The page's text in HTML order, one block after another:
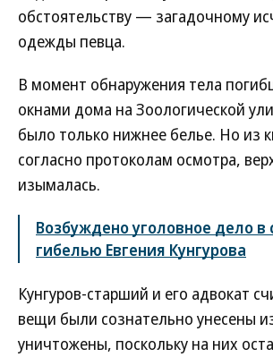
обстоятельству — загадочному
одежды певца.
В момент обнаружения тела
окнами дома на Зоологической
было только нижнее белье. Но из
согласно протоколам осмотра,
изымалась.
Возбуждено уголовное дело в
гибелью Евгения Кунгурова
Кунгуров-старший и его адвокат
вещи были сознательно унесены
уничтожены, поскольку на них